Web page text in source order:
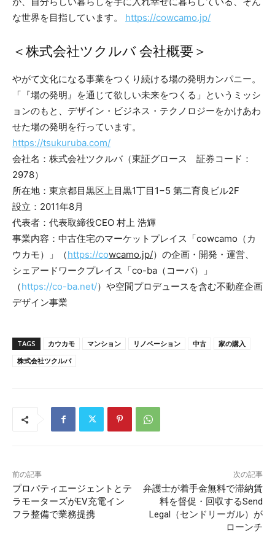
な世界を目指しています。 https://cowcamo.jp/
＜株式会社ツクルバ 会社概要＞
やがて文化になる事業をつくり続ける場の発明カンパニー。
「『場の発明』を通じて欲しい未来をつくる」というミッシ
ョンのもと、デザイン・ビジネス・テクノロジーをかけあわ
せた場の発明を行っています。
https://tsukuruba.com/
会社名：株式会社ツクルバ（東証グロース 証券コード：
2978）
所在地：東京都目黒区上目黒1丁目1−5 第二育良ビル2F
設立：2011年8月
代表者：代表取締役CEO 村上 浩輝
事業内容：中古住宅のマーケットプレイス「cowcamo（カ
ウカモ）」（https://cowcamo.jp/）の企画・開発・運営、
シェアードワークプレイス「co-ba（コーバ）」
（https://co-ba.net/）や空間プロデュースを含む不動産企画
デザイン事業
TAGS カウカモ マンション リノベーション 中古
家の購入
株式会社ツクルバ
前の記事
プロパティエージェントとテ
ラモーターズがEV充電イン
フラ整備で業務提携
次の記事
弁護士が着手金無料で滞納賃
料を督促・回収するSend
Legal（センドリーガル）が
ローンチ